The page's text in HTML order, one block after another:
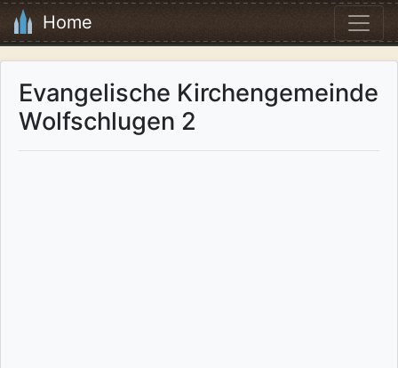
Home
Evangelische Kirchengemeinde
Wolfschlugen 2